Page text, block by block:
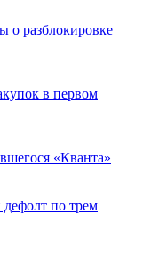
о разблокировке
в первом
«Кванта»
по трем